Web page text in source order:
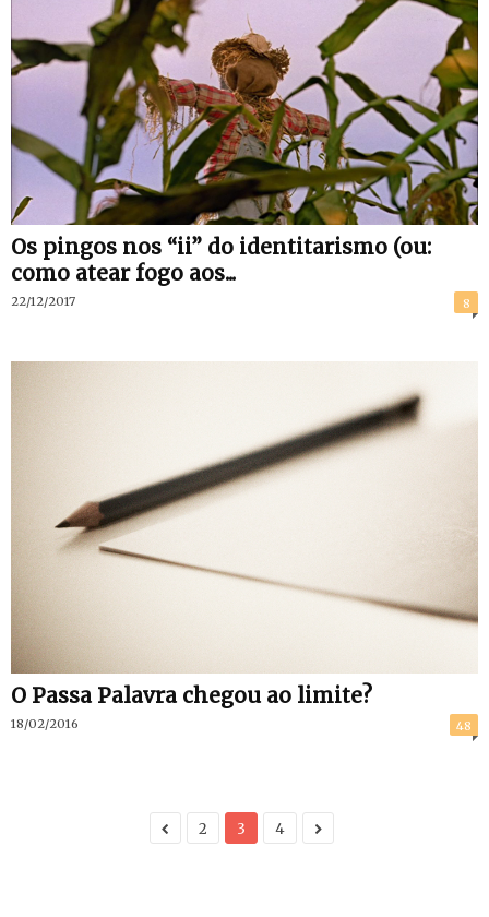
Os pingos nos “ii” do identitarismo (ou:
como atear fogo aos...
22/12/2017 8
O Passa Palavra chegou ao limite?
18/02/2016 48
2 3 4